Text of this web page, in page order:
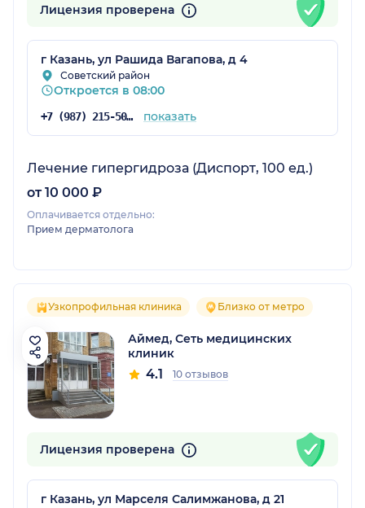
Лицензия проверена
г Казань, ул Рашида Вагапова, д 4
Советский район
Откроется в 08:00
+7 (987) 215-50-02 показать
Лечение гипергидроза (Диспорт, 100 ед.)
от 10 000 ₽
Оплачивается отдельно:
Прием дерматолога
Узкопрофильная клиника Близко от метро
Аймед, Сеть медицинских
клиник
4.1 10 отзывов
Лицензия проверена
г Казань, ул Марселя Салимжанова, д 21